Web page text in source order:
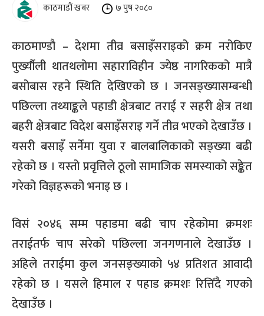
काठमाडौं खबर ७ पुष २०८०
काठमाण्डौ – देशमा तीव्र बसाइँसराइको क्रम नरोकिए
पुर्ख्यौली थातथलोमा सहाराविहीन ज्येष्ठ नागरिकको मात्रै
बसोबास रहने स्थिति देखिएको छ । जनसङ्ख्यासम्बन्धी
पछिल्ला तथ्याङ्कले पहाडी क्षेत्रबाट तराई र सहरी क्षेत्र तथा
बहरी क्षेत्रबाट विदेश बसाइँसराइ गर्ने तीव्र भएको देखाउँछ ।
यसरी बसाइँ सर्नेमा युवा र बालबालिकाको सङ्ख्या बढी
रहेको छ । यस्तो प्रवृत्तिले ठूलो सामाजिक समस्याको सङ्केत
गरेको विज्ञहरूको भनाइ छ ।
विसं २०४६ सम्म पहाडमा बढी चाप रहेकोमा क्रमशः
तराईतर्फ चाप सरेको पछिल्ला जनगणनाले देखाउँछ ।
अहिले तराईमा कुल जनसङ्ख्याको ५४ प्रतिशत आवादी
रहेको छ । यसले हिमाल र पहाड क्रमशः रित्तिँदै गएको
देखाउँछ ।